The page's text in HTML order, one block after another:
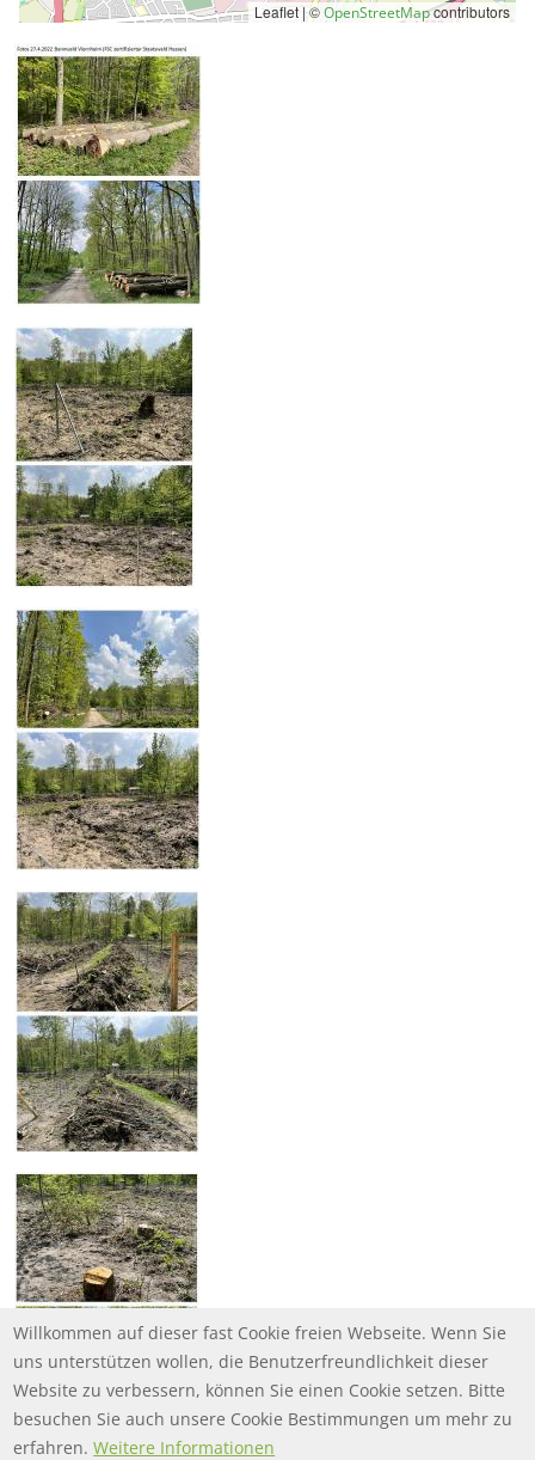
Leaflet | ©OpenStreetMapcontributors
Willkommen auf dieser fast Cookie freien Webseite. Wenn Sie
uns unterstützen wollen, die Benutzerfreundlichkeit dieser
Website zu verbessern, können Sie einen Cookie setzen. Bitte
besuchen Sie auch unsere Cookie Bestimmungen um mehr zu
erfahren. Weitere Informationen